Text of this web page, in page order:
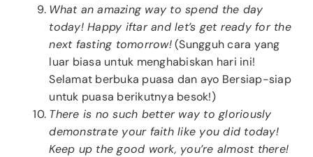
What an amazing way to spend the day
today! Happy iftar and let’s get ready for the
next fasting tomorrow!(Sungguh cara yang
luar biasa untuk menghabiskan hari ini!
Selamat berbuka puasa dan ayo Bersiap-siap
untuk puasa berikutnya besok!)
There is no such better way to gloriously
demonstrate your faith like you did today!
Keep up the good work, you’re almost there!